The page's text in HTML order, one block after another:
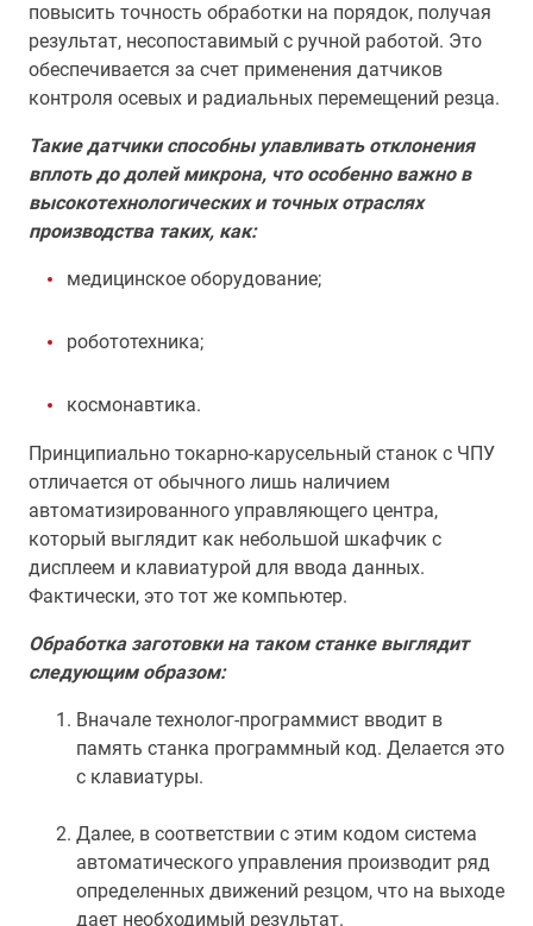
повысить точность обработки на порядок, получая
результат, несопоставимый с ручной работой. Это
обеспечивается за счет применения датчиков
контроля осевых и радиальных перемещений резца.
Такие датчики способны улавливать отклонения
вплоть до долей микрона, что особенно важно в
высокотехнологических и точных отраслях
производства таких, как:
медицинское оборудование;
робототехника;
космонавтика.
Принципиально токарно-карусельный станок с ЧПУ
отличается от обычного лишь наличием
автоматизированного управляющего центра,
который выглядит как небольшой шкафчик с
дисплеем и клавиатурой для ввода данных.
Фактически, это тот же компьютер.
Обработка заготовки на таком станке выглядит
следующим образом:
Вначале технолог-программист вводит в
память станка программный код. Делается это
с клавиатуры.
Далее, в соответствии с этим кодом система
автоматического управления производит ряд
определенных движений резцом, что на выходе
дает необходимый результат.